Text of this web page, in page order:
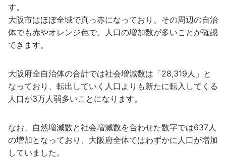
す。
大阪市はほぼ全域で真っ赤になっており、その周辺の自治
体でも赤やオレンジ色で、人口の増加数が多いことが確認
できます。
大阪府全自治体の合計では社会増減数は「28,319人」と
なっており、転出していく人口よりも新たに転入してくる
人口が3万人弱多いことになります。
なお、自然増減数と社会増減数を合わせた数字では637人
の増加となっており、大阪府全体ではわずかに人口が増加
していました。